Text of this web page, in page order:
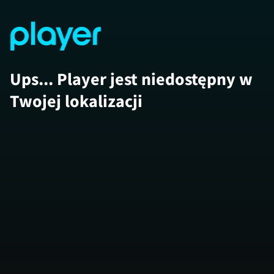
Ups... Player jest niedostępny w
Twojej lokalizacji